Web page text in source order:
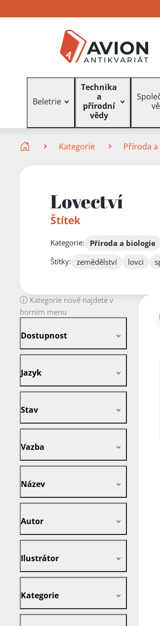
na
na
na
Vyhledávání
Beletrie
Technika
a
přírodní
vědy
Kategorie Příroda
Lovectví
Štítek
Kategorie: Příroda a biologie
Štítky: zemědělství lovci
Kategorie nově najdete v
horním menu
Dostupnost
Jazyk
Stav
Vazba
Název
Autor
Ilustrátor
Kategorie